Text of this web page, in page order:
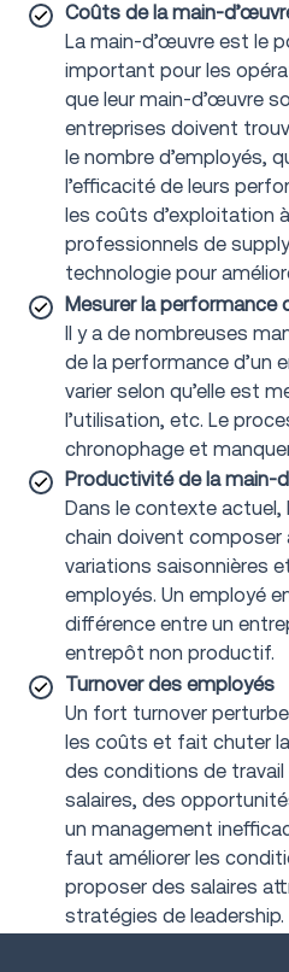
Coûts de la main-
La main-d’œuvre est le
important pour les
que leur main-d’œuvre
entreprises doivent
le nombre d’employés,
l’efficacité de leurs
les coûts d’exploitation
professionnels de
technologie pour
Mesurer la performance
Il y a de nombreuses
de la performance d’un
varier selon qu’elle est
l’utilisation, etc. Le
chronophage et
Productivité de la main-
Dans le contexte
chain doivent composer
variations saisonnières
employés. Un employé
différence entre un
entrepôt non productif.
Turnover des employés
Un fort turnover
les coûts et fait chuter
des conditions de
salaires, des
un management
faut améliorer les
proposer des salaires
stratégies de leadership.